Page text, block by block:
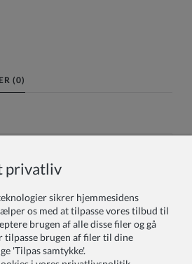
(0)
privatliv
sikrer hjemmesidens
os med at tilpasse vores tilbud til
brugen af alle disse filer og gå
tilpasse brugen af filer til dine
'Tilpas samtykke'.